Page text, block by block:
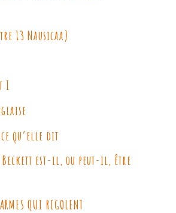
13 Nausicaa)
I
qu’elle dit
Beckett est-il, ou peut-il, être
QUI RIGOLENT